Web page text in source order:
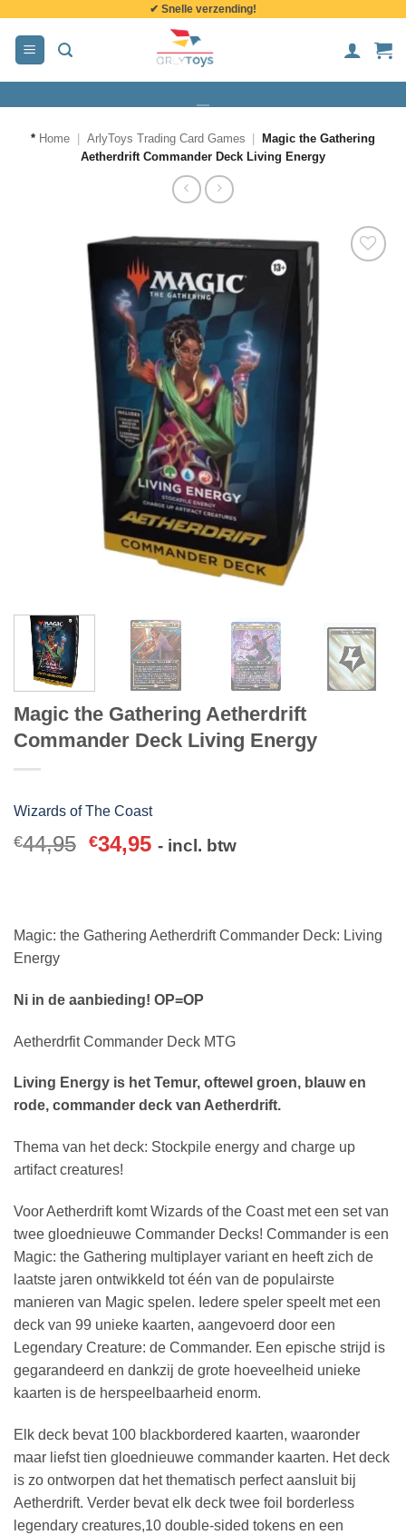
inhoud
✔ Snelle verzending!
* Home ArlyToys Trading Card Games
Magic the Gathering
Aetherdrift Commander Deck Living Energy
Magic the Gathering Aetherdrift
Commander Deck Living Energy
Wizards of The Coast
€44,95 €34,95 - incl. btw
Magic: the Gathering Aetherdrift Commander Deck: Living
Energy
Ni in de aanbieding! OP=OP
Aetherdrfit Commander Deck MTG
Living Energy is het Temur, oftewel groen, blauw en
rode, commander deck van Aetherdrift.
Thema van het deck: Stockpile energy and charge up
artifact creatures!
Voor Aetherdrift komt Wizards of the Coast met een set van
twee gloednieuwe Commander Decks! Commander is een
Magic: the Gathering multiplayer variant en heeft zich de
laatste jaren ontwikkeld tot één van de populairste
manieren van Magic spelen. Iedere speler speelt met een
deck van 99 unieke kaarten, aangevoerd door een
Legendary Creature: de Commander. Een epische strijd is
gegarandeerd en dankzij de grote hoeveelheid unieke
kaarten is de herspeelbaarheid enorm.
Elk deck bevat 100 blackbordered kaarten, waaronder
maar liefst tien gloednieuwe commander kaarten. Het deck
is zo ontworpen dat het thematisch perfect aansluit bij
Aetherdrift. Verder bevat elk deck twee foil borderless
legendary creatures,10 double-sided tokens en een